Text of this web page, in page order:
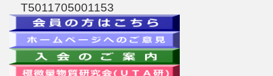
T5011705001153